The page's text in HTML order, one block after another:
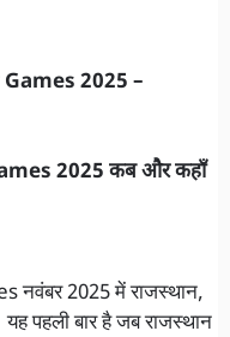
2025 –
2025 कब और कहाँ
2025 में राजस्थान,
पहली बार है जब राजस्थान